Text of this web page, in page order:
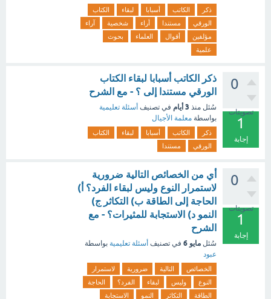
ذكر الكاتب أسبابا لبقاء
الكتاب
الورقي
مستندا أراء شخصية
آراء
مؤلفين
أقوال العلماء
بحوث
علمية
0
تصويتات
1
إجابة
ذكر الكاتب أسبابا لبقاء الكتاب
الورقي مستندا إلى ؟ - مع الشرح
سُئل منذ 3 أيام في تصنيف أسئلة تعليمية
بواسطة معلمة الأجيال
ذكر الكاتب أسبابا لبقاء
الكتاب
الورقي
مستندا
0
تصويتات
1
إجابة
أي من الخصائص التالية ضرورية
لاستمرار النوع وليس لبقاء الفرد؟ أ)
الحاجة إلى الطاقة ب) التكاثر ج)
النمو د) الاستجابة للمثيرات؟ - مع
الشرح
سُئل مايو 6 في تصنيف أسئلة تعليمية بواسطة
عبود
الخصائص التالية ضرورية
لاستمرار
النوع
وليس لبقاء الفرد؟
الحاجة
الطاقة
التكاثر النمو الاستجابة